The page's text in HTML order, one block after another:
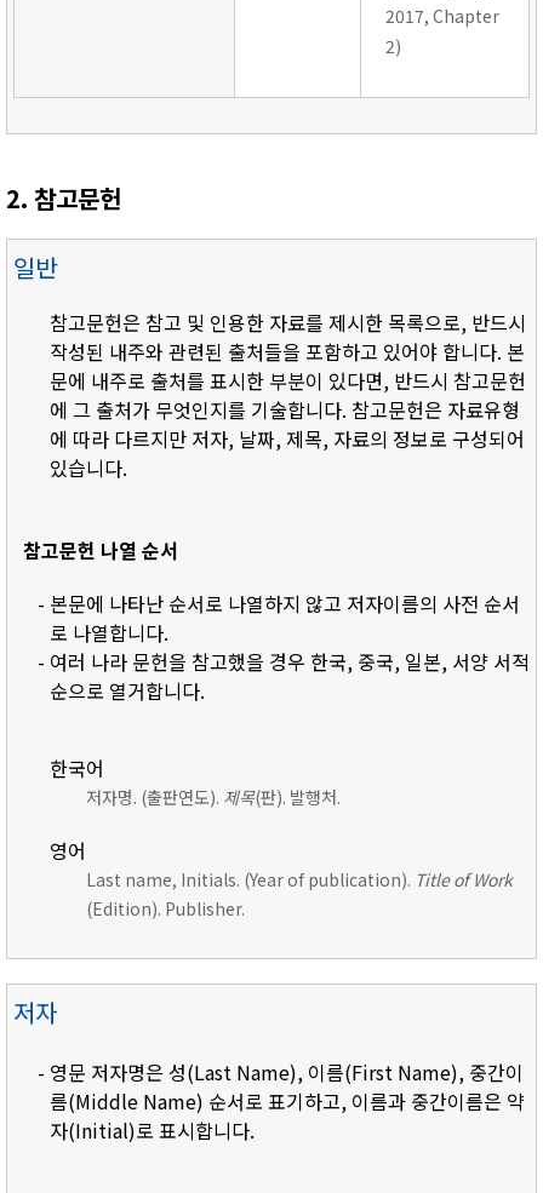
2017, Chapter
2)
2. 참고문헌
일반
참고문헌은 참고 및 인용한 자료를 제시한 목록으로, 반드시
작성된 내주와 관련된 출처들을 포함하고 있어야 합니다. 본
문에 내주로 출처를 표시한 부분이 있다면, 반드시 참고문헌
에 그 출처가 무엇인지를 기술합니다. 참고문헌은 자료유형
에 따라 다르지만 저자, 날짜, 제목, 자료의 정보로 구성되어
있습니다.
참고문헌 나열 순서
- 본문에 나타난 순서로 나열하지 않고 저자이름의 사전 순서
로 나열합니다.
- 여러 나라 문헌을 참고했을 경우 한국, 중국, 일본, 서양 서적
순으로 열거합니다.
한국어
저자명. (출판연도). 제목(판). 발행처.
영어
Last name, Initials. (Year of publication). Title of Work
(Edition). Publisher.
저자
- 영문 저자명은 성(Last Name), 이름(First Name), 중간이
름(Middle Name) 순서로 표기하고, 이름과 중간이름은 약
자(Initial)로 표시합니다.